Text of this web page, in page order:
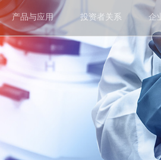
产品与应用 投资者关系 企